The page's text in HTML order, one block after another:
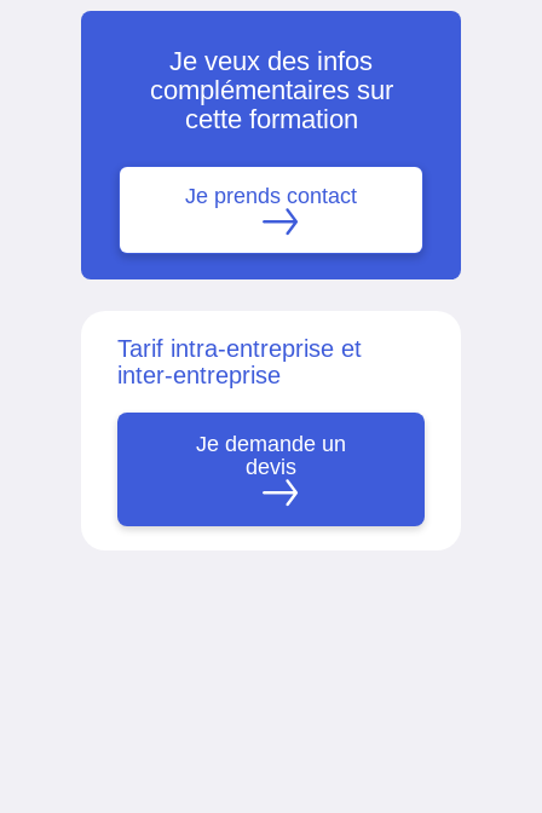
Je veux des infos
complémentaires sur
cette formation
Je prends contact
Tarif intra-entreprise et
inter-entreprise
Je demande un
devis